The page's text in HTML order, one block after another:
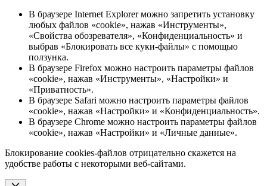
В браузере Internet Explorer можно запретить установку
любых файлов «cookie», нажав «Инструменты»,
«Свойства обозревателя», «Конфиденциальность» и
выбрав «Блокировать все куки-файлы» с помощью
ползунка.
В браузере Firefox можно настроить параметры файлов
«cookie», нажав «Инструменты», «Настройки» и
«Приватность».
В браузере Safari можно настроить параметры файлов
«cookie», нажав «Настройки» и «Конфиденциальность».
В браузере Chrome можно настроить параметры файлов
«cookie», нажав «Настройки» и «Личные данные».
Блокирование cookies-файлов отрицательно скажется на
удобстве работы с некоторыми веб-сайтами.